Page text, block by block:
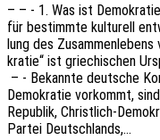
– – - 1. Was ist
für bestimm­te kultu­rell
lung des
kra­tie“ ist grie­chi­schen
– - Bekann­te deut­sche
Demo­kra­tie vorkommt,
Repu­blik, Chris­t­­lich-
Partei Deutschlands,…